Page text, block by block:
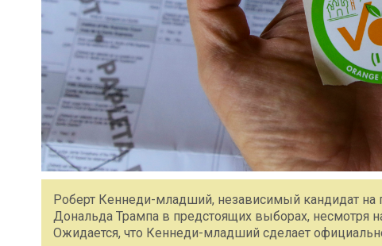
Роберт Кеннеди-младший, независимый кандидат на
Дональда Трампа в предстоящих выборах, несмотря
Ожидается, что Кеннеди-младший сделает